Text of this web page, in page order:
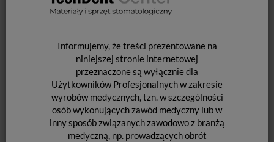
Informujemy, że treści prezentowane na
niniejszej stronie internetowej
przeznaczone są wyłącznie dla
Użytkowników Profesjonalnych w zakresie
wyrobów medycznych, tzn. w szczególności
osób wykonujących zawód medyczny lub w
inny sposób związanych zawodowo z branżą
medyczną, np. prowadzących obrót